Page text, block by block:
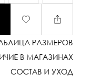
РАЗМЕРОВ
В МАГАЗИНАХ
СОСТАВ И УХОД